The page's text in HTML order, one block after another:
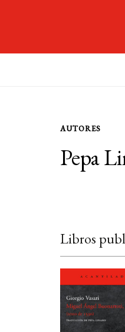
AUTORES
Pepa
Libros